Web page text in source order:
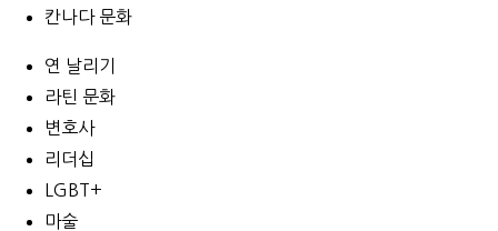
칸나다 문화
연 날리기
라틴 문화
변호사
리더십
LGBT+
마술